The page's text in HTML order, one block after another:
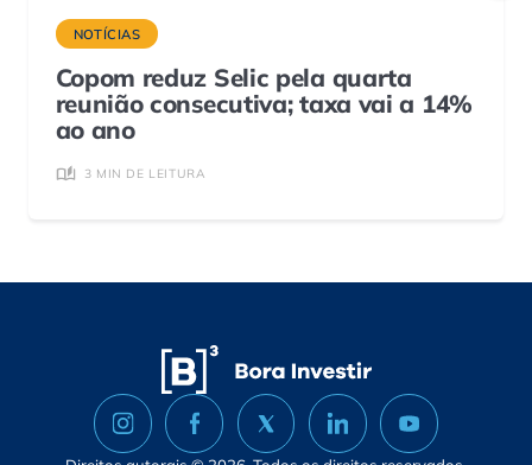
NOTÍCIAS
Copom reduz Selic pela quarta
reunião consecutiva; taxa vai a 14%
ao ano
3 MIN DE LEITURA